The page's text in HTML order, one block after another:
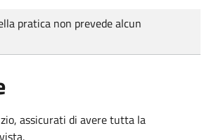
pratica non prevede alcun
assicurati di avere tutta la